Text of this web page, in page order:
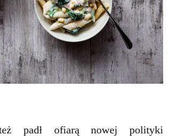
padł ofiarą nowej polityki